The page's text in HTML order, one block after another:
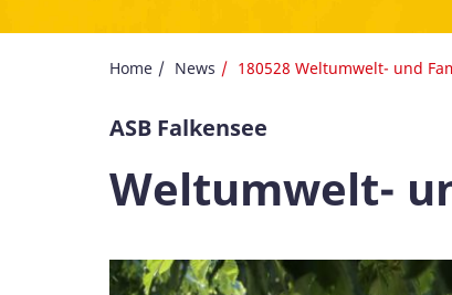
Home News 180528 Weltumwelt- und
ASB Falkensee
Weltumwelt-